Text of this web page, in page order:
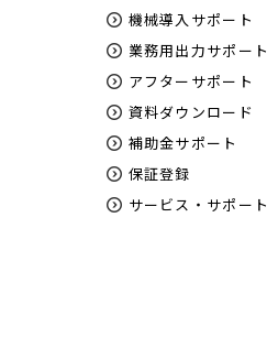
機械導入サポート
業務用出力サポート
アフターサポート
資料ダウンロード
補助金サポート
保証登録
サービス・サポート